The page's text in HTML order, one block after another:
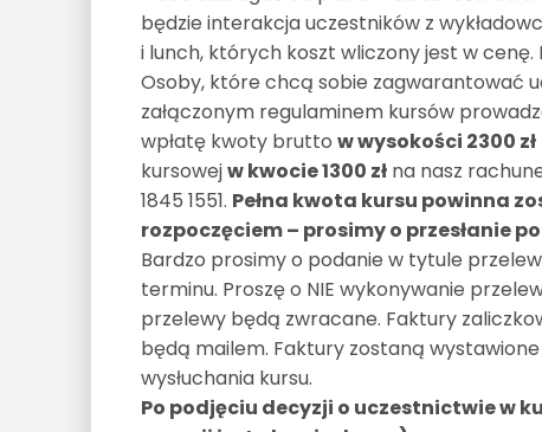
będzie interakcja uczestników z
i lunch, których koszt wliczony jest w
Osoby, które chcą sobie zagwarantować
załączonym regulaminem kursów
wpłatę kwoty bruttow wysokości 2300 zł
kursowejw kwocie 1300 zł na nasz
1845 1551. Pełna kwota kursu powinna
rozpoczęciem – prosimy o przesłanie
Bardzo prosimy o podanie w tytule
terminu. Proszę o NIE wykonywanie
przelewy będą zwracane. Faktury
będą mailem. Faktury zostaną
wysłuchania kursu.
Po podjęciu decyzji o uczestnictwie w